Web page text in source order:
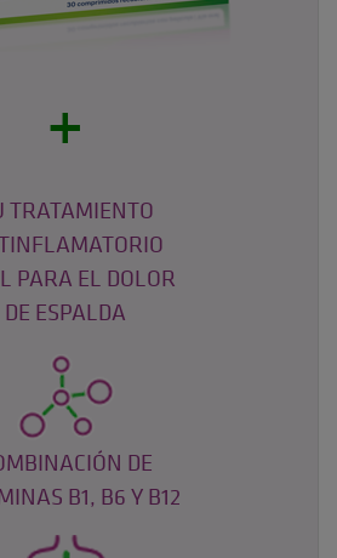
+
TRATAMIENTO
PARA EL DOLOR
DE ESPALDA
DE
B1, B6 Y B12